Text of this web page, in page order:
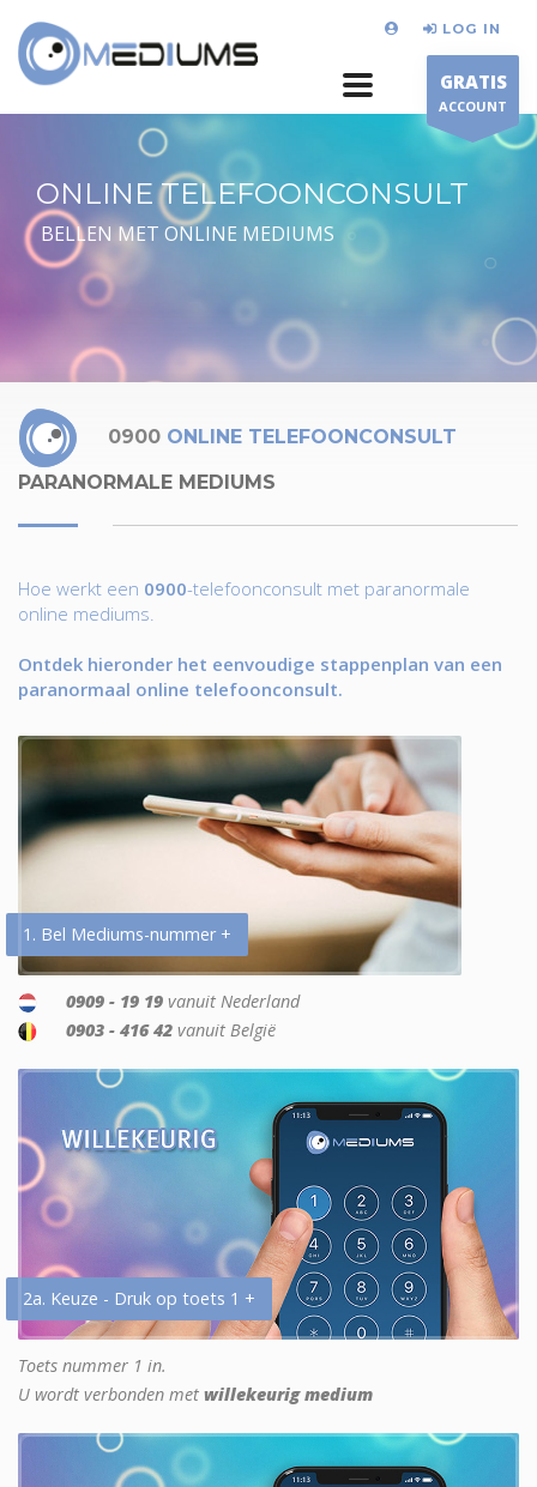
LOG IN
GRATIS
ACCOUNT
ONLINE TELEFOONCONSULT
BELLEN MET ONLINE MEDIUMS
0900 ONLINE TELEFOONCONSULT
PARANORMALE MEDIUMS
Hoe werkt een 0900-telefoonconsult met paranormale
online mediums.
Ontdek hieronder het eenvoudige stappenplan van een
paranormaal online telefoonconsult.
1. Bel Mediums-nummer +
0909 - 19 19 vanuit Nederland
0903 - 416 42 vanuit België
2a. Keuze - Druk op toets 1 +
Toets nummer 1 in.
U wordt verbonden met willekeurig medium